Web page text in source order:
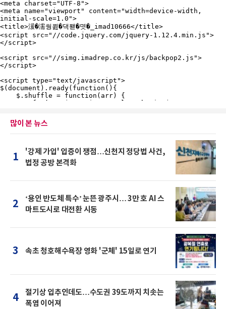
많이 본 뉴스
1
'강제 가입' 입증이 쟁점…신천지 정당법 사건,
법정 공방 본격화
2
‘용인 반도체 특수’ 눈뜬 광주시… 3만 호 AI 스
마트도시로 대전환 시동
3 속초 청호해수욕장 영화 '군체' 15일로 연기
4
절기상 입추인데도…수도권 39도까지 치솟는
폭염 이어져